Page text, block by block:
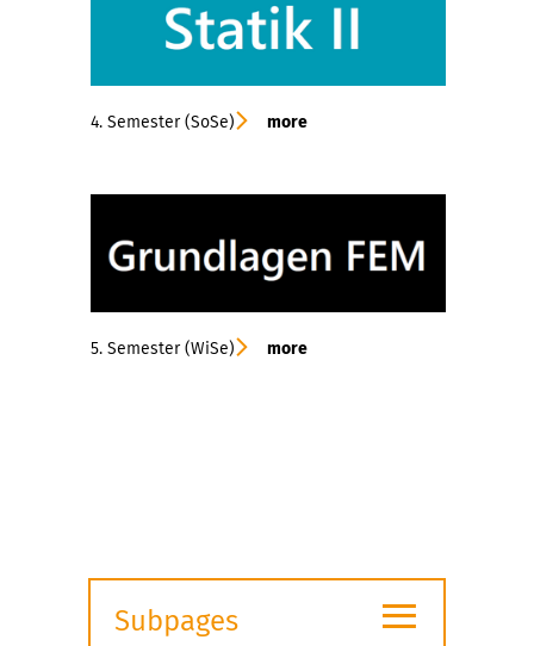
4. Semester (SoSe) more
5. Semester (WiSe) more
Subpages
≡